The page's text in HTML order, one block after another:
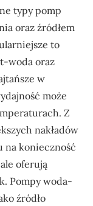
typy pomp
oraz źródłem
to
woda oraz
w
może
Z
nakładów
na konieczność
oferują
Pompy woda-
źródło